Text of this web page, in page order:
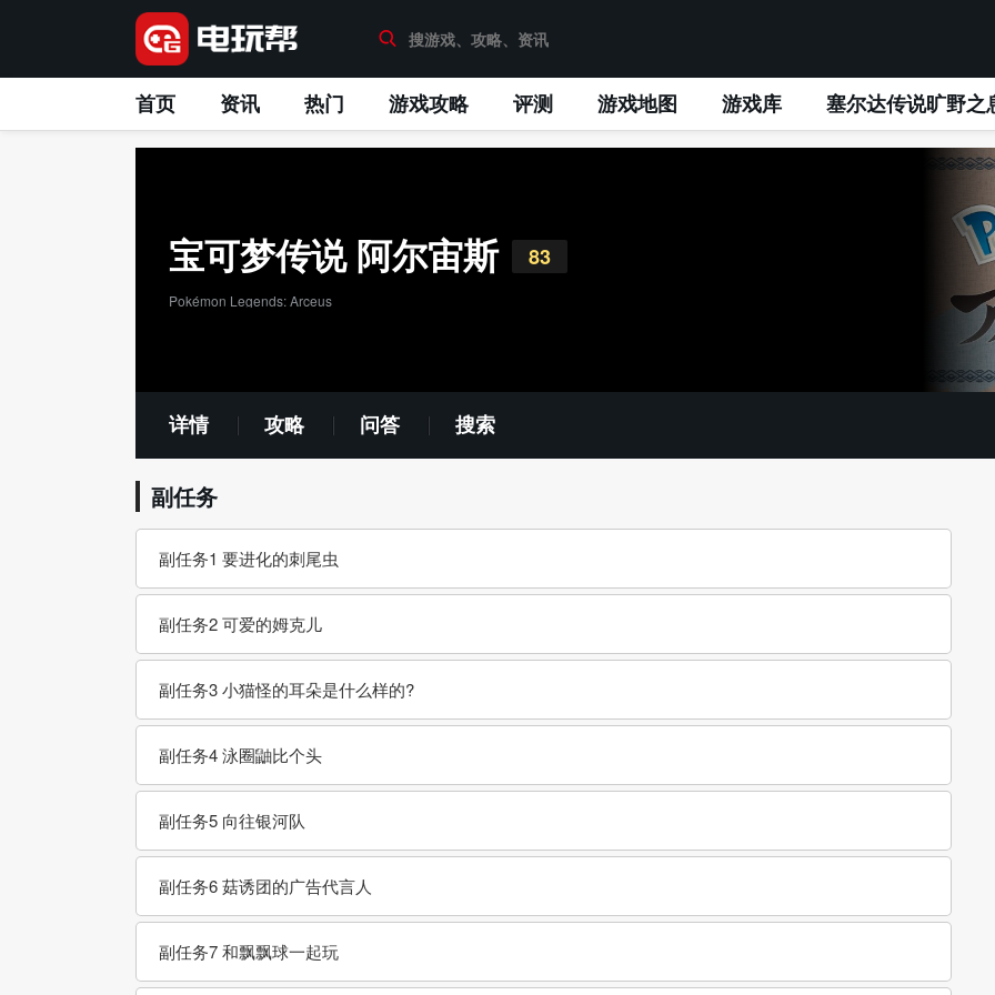
首页 资讯 热门 游戏攻略 评测 游戏地图 游戏库 塞尔达传说旷野之
宝可梦传说 阿尔宙斯 83
Pokémon Legends: Arceus
详情 攻略 问答 搜索
副任务
副任务1 要进化的刺尾虫
副任务2 可爱的姆克儿
副任务3 小猫怪的耳朵是什么样的?
副任务4 泳圈鼬比个头
副任务5 向往银河队
副任务6 菇诱团的广告代言人
副任务7 和飘飘球一起玩